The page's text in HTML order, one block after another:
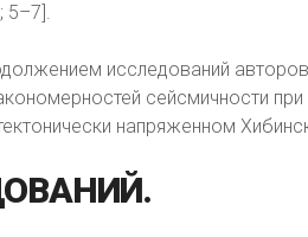
5–7].
исследований
сейсмичности
напряженном